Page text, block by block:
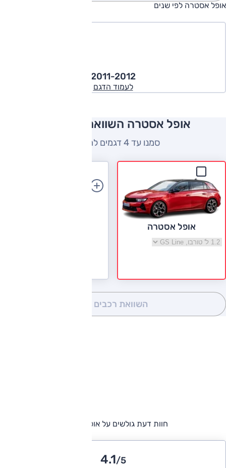
אופל אסטרה לפי שנים
2011-2012
לעמוד הדגם
אופל אסטרה השוואה למתחרים
סמנו עד 4 דגמים להשוואה
אופל אסטרה
בחר גרסה אופל אסטרה
השוואת רכבים
חוות דעת גולשים על אופל אסטרה
4.1/5